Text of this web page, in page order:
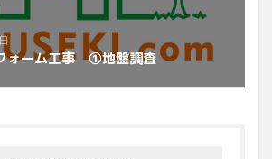
ォーム工事 ①地盤調査